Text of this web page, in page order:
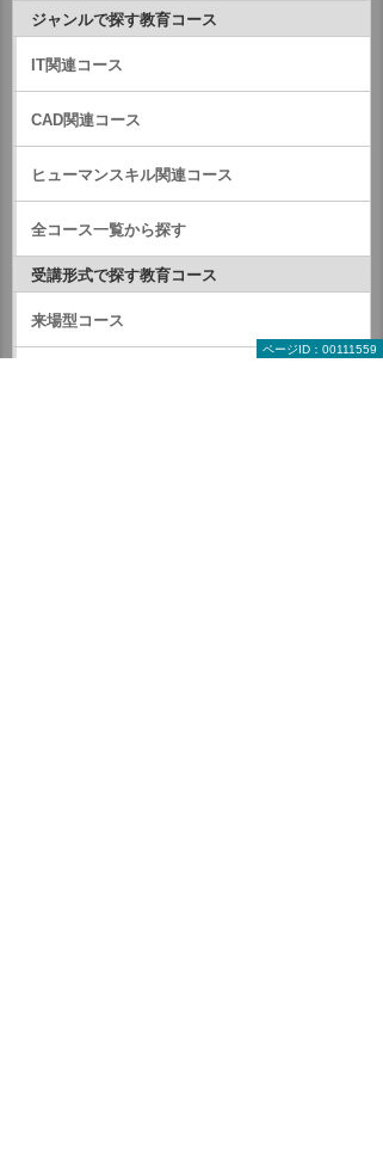
ページID：00111559
ジャンルで探す教育コース
IT関連コース
CAD関連コース
ヒューマンスキル関連コース
全コース一覧から探す
受講形式で探す教育コース
来場型コース